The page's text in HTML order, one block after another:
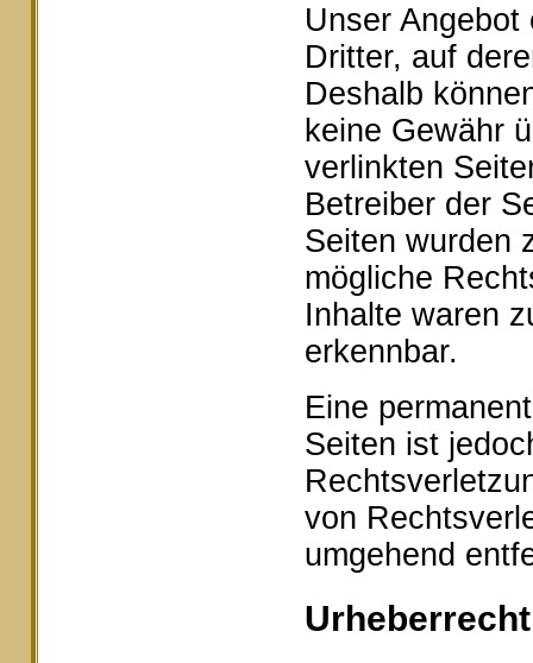
Unser
Dritter, auf
Deshalb
keine Gewähr
verlinkten
Betreiber der
Seiten wurden
mögliche
Inhalte waren
erkennbar.
Eine
Seiten ist
von
umgehend
Urheberrecht